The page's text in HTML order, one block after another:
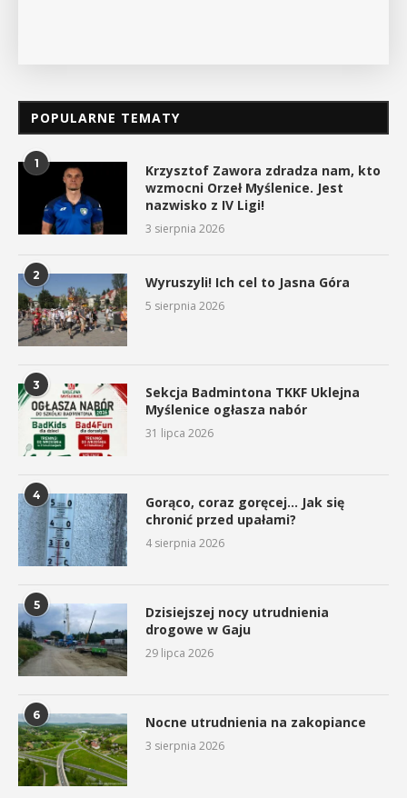
POPULARNE TEMATY
1
Krzysztof Zawora zdradza nam, kto
wzmocni Orzeł Myślenice. Jest
nazwisko z IV Ligi!
3 sierpnia 2026
2 Wyruszyli! Ich cel to Jasna Góra
5 sierpnia 2026
3
Sekcja Badmintona TKKF Uklejna
Myślenice ogłasza nabór
31 lipca 2026
4
Gorąco, coraz goręcej… Jak się
chronić przed upałami?
4 sierpnia 2026
5
Dzisiejszej nocy utrudnienia
drogowe w Gaju
29 lipca 2026
6 Nocne utrudnienia na zakopiance
3 sierpnia 2026